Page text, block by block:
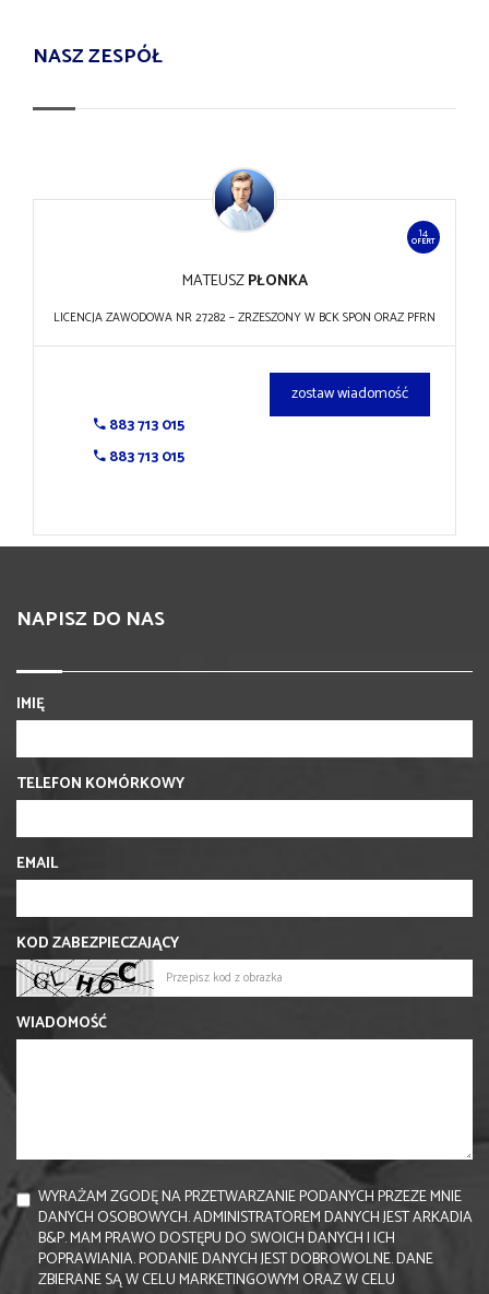
NASZ ZESPÓŁ
14
OFERT
MATEUSZPŁONKA
LICENCJA ZAWODOWA NR 27282 – ZRZESZONY W BCK SPON ORAZ PFRN
883 713 015
883 713 015
zostaw wiadomość
NAPISZ DO NAS
IMIĘ
TELEFON KOMÓRKOWY
EMAIL
KOD ZABEZPIECZAJĄCY
WIADOMOŚĆ
WYRAŻAM ZGODĘ NA PRZETWARZANIE PODANYCH PRZEZE MNIE
DANYCH OSOBOWYCH. ADMINISTRATOREM DANYCH JEST ARKADIA
B&P. MAM PRAWO DOSTĘPU DO SWOICH DANYCH I ICH
POPRAWIANIA. PODANIE DANYCH JEST DOBROWOLNE. DANE
ZBIERANE SĄ W CELU MARKETINGOWYM ORAZ W CELU